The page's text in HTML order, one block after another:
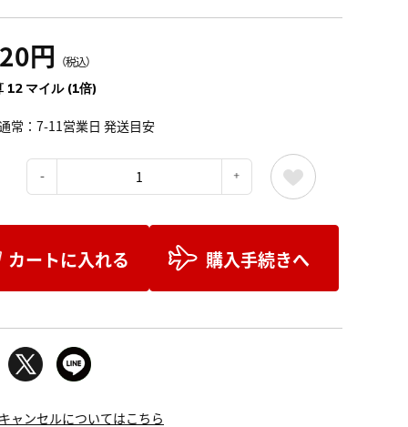
円 （税込）
12 マイル (1倍)
常：7-11営業日 発送目安
カートに入れる 購入手続きへ
ャンセルについてはこちら